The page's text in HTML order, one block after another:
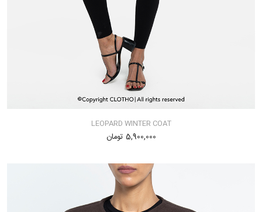
LEOPARD WINTER COAT
5,900,000 تومان